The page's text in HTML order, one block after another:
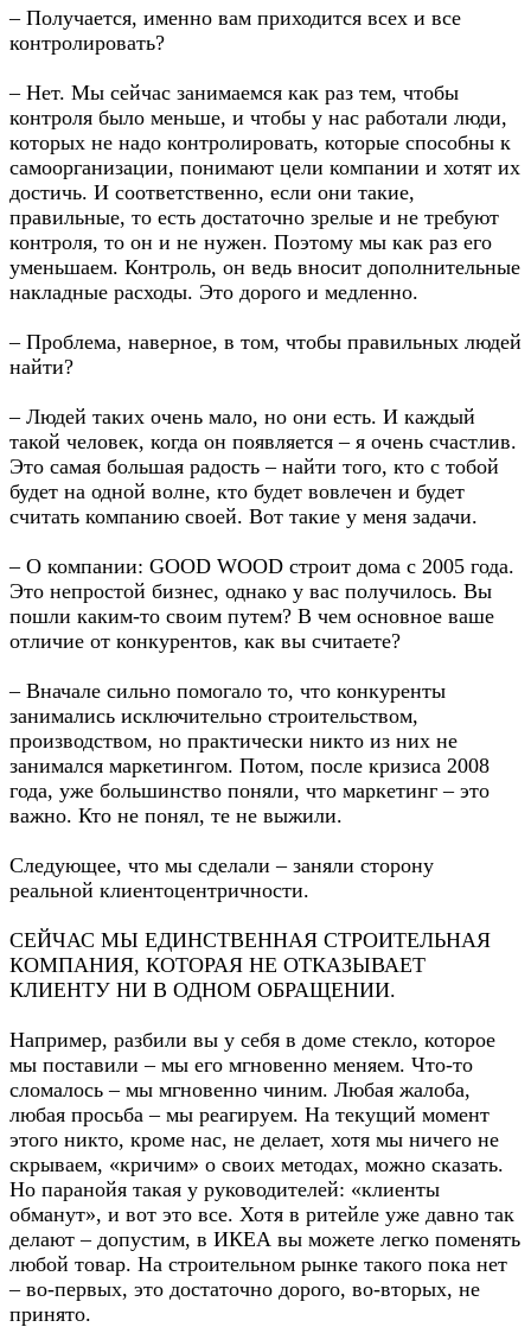
– Получается, именно вам приходится всех и все
контролировать?
– Нет. Мы сейчас занимаемся как раз тем, чтобы
контроля было меньше, и чтобы у нас работали люди,
которых не надо контролировать, которые способны к
самоорганизации, понимают цели компании и хотят их
достичь. И соответственно, если они такие,
правильные, то есть достаточно зрелые и не требуют
контроля, то он и не нужен. Поэтому мы как раз его
уменьшаем. Контроль, он ведь вносит дополнительные
накладные расходы. Это дорого и медленно.
– Проблема, наверное, в том, чтобы правильных людей
найти?
– Людей таких очень мало, но они есть. И каждый
такой человек, когда он появляется – я очень счастлив.
Это самая большая радость – найти того, кто с тобой
будет на одной волне, кто будет вовлечен и будет
считать компанию своей. Вот такие у меня задачи.
– О компании: GOOD WOOD строит дома с 2005 года.
Это непростой бизнес, однако у вас получилось. Вы
пошли каким-то своим путем? В чем основное ваше
отличие от конкурентов, как вы считаете?
– Вначале сильно помогало то, что конкуренты
занимались исключительно строительством,
производством, но практически никто из них не
занимался маркетингом. Потом, после кризиса 2008
года, уже большинство поняли, что маркетинг – это
важно. Кто не понял, те не выжили.
Следующее, что мы сделали – заняли сторону
реальной клиентоцентричности.
СЕЙЧАС МЫ ЕДИНСТВЕННАЯ СТРОИТЕЛЬНАЯ
КОМПАНИЯ, КОТОРАЯ НЕ ОТКАЗЫВАЕТ
КЛИЕНТУ НИ В ОДНОМ ОБРАЩЕНИИ.
Например, разбили вы у себя в доме стекло, которое
мы поставили – мы его мгновенно меняем. Что-то
сломалось – мы мгновенно чиним. Любая жалоба,
любая просьба – мы реагируем. На текущий момент
этого никто, кроме нас, не делает, хотя мы ничего не
скрываем, «кричим» о своих методах, можно сказать.
Но паранойя такая у руководителей: «клиенты
обманут», и вот это все. Хотя в ритейле уже давно так
делают – допустим, в ИКЕА вы можете легко поменять
любой товар. На строительном рынке такого пока нет
– во-первых, это достаточно дорого, во-вторых, не
принято.